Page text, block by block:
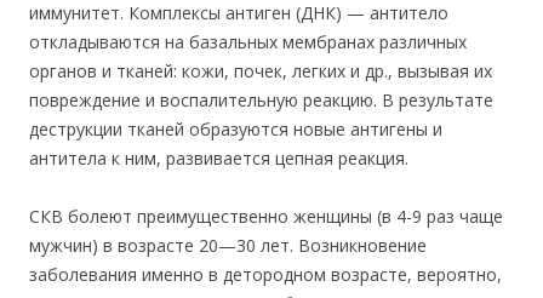
иммунитет. Комплексы антиген (ДНК) — антитело
откладываются на базальных мембранах различных
органов и тканей: кожи, почек, легких и др., вызывая их
повреждение и воспалительную реакцию. В результате
деструкции тканей образуются новые антигены и
антитела к ним, развивается цепная реакция.
СКВ болеют преимущественно женщины (в 4-9 раз чаще
мужчин) в возрасте 20—30 лет. Возникновение
заболевания именно в детородном возрасте, вероятно,